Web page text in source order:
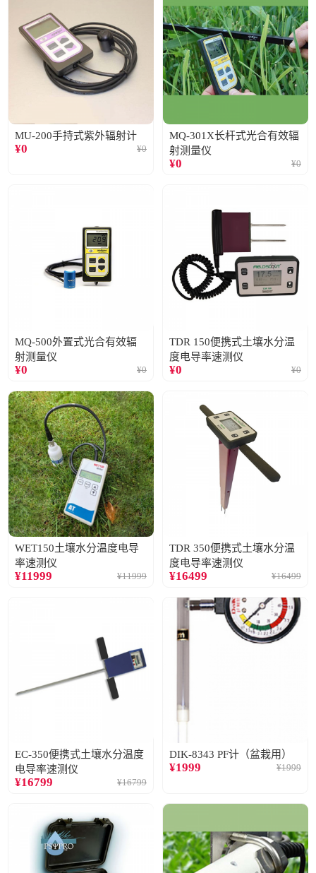
MU-200手持式紫外辐射计
¥0 ¥0
MQ-301X长杆式光合有效辐
射测量仪
¥0 ¥0
MQ-500外置式光合有效辐
射测量仪
¥0 ¥0
TDR 150便携式土壤水分温
度电导率速测仪
¥0 ¥0
WET150土壤水分温度电导
率速测仪
¥11999 ¥11999
TDR 350便携式土壤水分温
度电导率速测仪
¥16499 ¥16499
EC-350便携式土壤水分温度
电导率速测仪
¥16799 ¥16799
DIK-8343 PF计（盆栽用）
¥1999 ¥1999